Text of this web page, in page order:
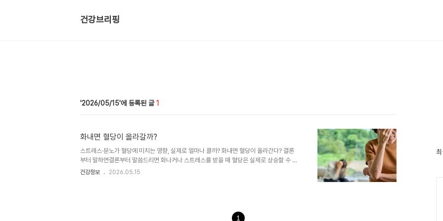
건강브리핑
2026/05/15 1
화내면 혈당이 올라갈까?
스트레스·분노가 혈당에 미치는 영향, 실제로 얼마나 클까? 화내면 혈당이 올라간다? 결론
부터 말하면결론부터 말씀드리면 화나거나 스트레스를 받을 때 혈당은 실제로 상승할 수 있
습니다.이는 단순한 기분 문제가 아니라, 우리 몸의 생리적 반응 때문입니다. 왜 감정이 혈
형태로 혈액으로 방출됩니다.→ 결과: 혈당 상승③ 인슐린 작용 저하스트레스 상태에서는
건강정보 2026.05.15
1